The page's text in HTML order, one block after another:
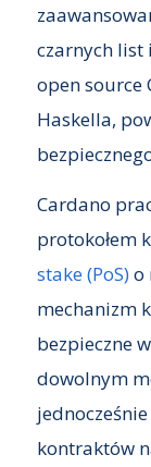
czarnych list
open source
Haskella,
Cardano
protokołem
stake (PoS)o
mechanizm
bezpieczne
dowolnym
kontraktów